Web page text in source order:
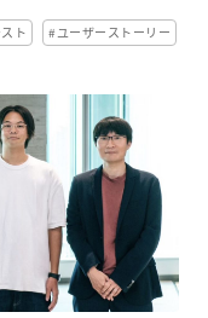
ト #ユーザーストーリー